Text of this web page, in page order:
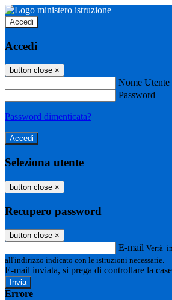
Accedi
Accedi
button close ×
Nome Utente
Password
Password dimenticata?
Seleziona utente
button close ×
Recupero password
button close ×
E-mail Verrà
all'indirizzo indicato con le istruzioni necessarie.
E-mail inviata, si prega di controllare la
Errore